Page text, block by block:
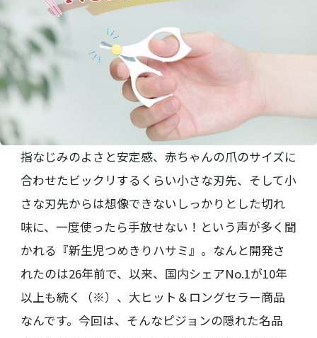
指なじみのよさと安定感、赤ちゃんの爪のサイズに
合わせたビックリするくらい小さな刃先、そして小
さな刃先からは想像できないしっかりとした切れ
味に、一度使ったら手放せない！という声が多く聞
かれる『新生児つめきりハサミ』。なんと開発さ
れたのは26年前で、以来、国内シェアNo.1が10年
以上も続く（※）、大ヒット＆ロングセラー商品
なんです。今回は、そんなピジョンの隠れた名品